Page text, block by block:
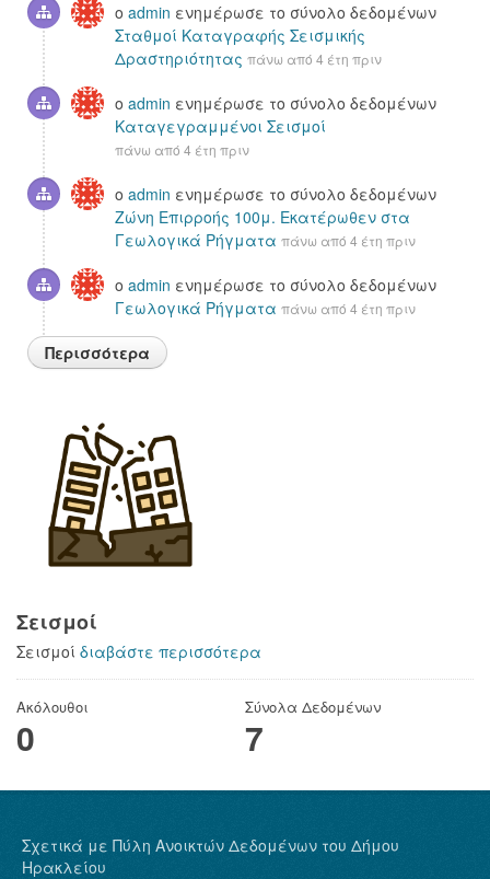
ο admin ενημέρωσε το σύνολο δεδομένων
Σταθμοί Καταγραφής Σεισμικής
Δραστηριότητας πάνω από 4 έτη πριν
ο admin ενημέρωσε το σύνολο δεδομένων
Καταγεγραμμένοι Σεισμοί
πάνω από 4 έτη πριν
ο admin ενημέρωσε το σύνολο δεδομένων
Ζώνη Επιρροής 100μ. Εκατέρωθεν στα
Γεωλογικά Ρήγματα πάνω από 4 έτη πριν
ο admin ενημέρωσε το σύνολο δεδομένων
Γεωλογικά Ρήγματα πάνω από 4 έτη πριν
Περισσότερα
Σεισμοί
Σεισμοί διαβάστε περισσότερα
Ακόλουθοι
0
Σύνολα Δεδομένων
7
Σχετικά με Πύλη Ανοικτών Δεδομένων του Δήμου
Ηρακλείου